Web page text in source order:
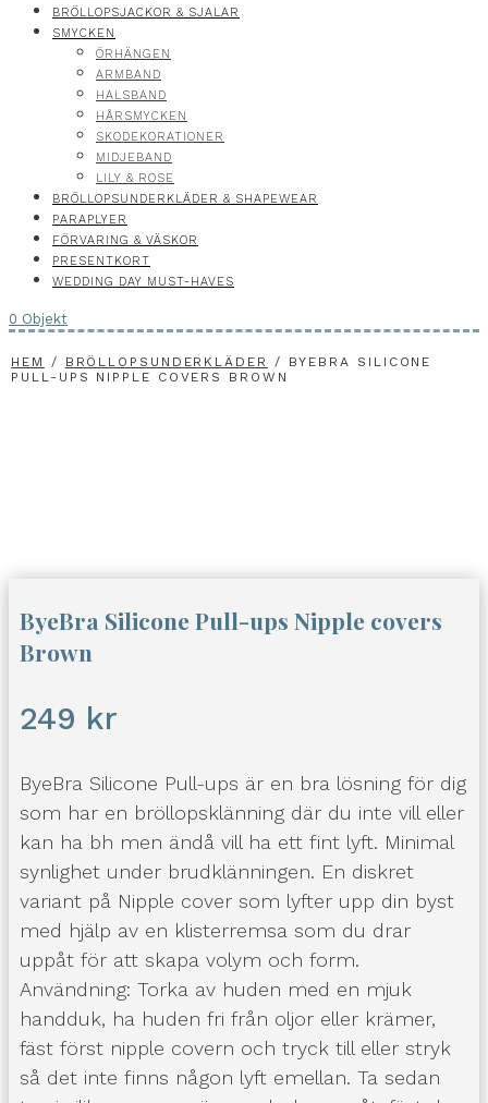
BRÖLLOPSJACKOR & SJALAR
SMYCKEN
ÖRHÄNGEN
ARMBAND
HALSBAND
HÅRSMYCKEN
SKODEKORATIONER
MIDJEBAND
LILY & ROSE
BRÖLLOPSUNDERKLÄDER & SHAPEWEAR
PARAPLYER
FÖRVARING & VÄSKOR
PRESENTKORT
WEDDING DAY MUST-HAVES
0 Objekt
HEM / BRÖLLOPSUNDERKLÄDER / BYEBRA SILICONE
PULL-UPS NIPPLE COVERS BROWN
ByeBra Silicone Pull-ups Nipple covers
Brown
249 kr
ByeBra Silicone Pull-ups är en bra lösning för dig
som har en bröllopsklänning där du inte vill eller
kan ha bh men ändå vill ha ett fint lyft. Minimal
synlighet under brudklänningen. En diskret
variant på Nipple cover som lyfter upp din byst
med hjälp av en klisterremsa som du drar
uppåt för att skapa volym och form.
Användning: Torka av huden med en mjuk
handduk, ha huden fri från oljor eller krämer,
fäst först nipple covern och tryck till eller stryk
så det inte finns någon lyft emellan. Ta sedan